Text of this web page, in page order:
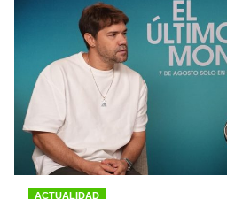
ACTUALIDAD